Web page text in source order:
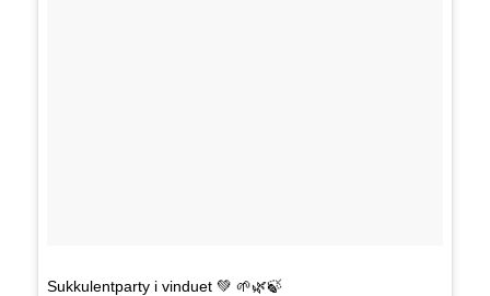
Sukkulentparty i vinduet 💚 🌱🌿🍃